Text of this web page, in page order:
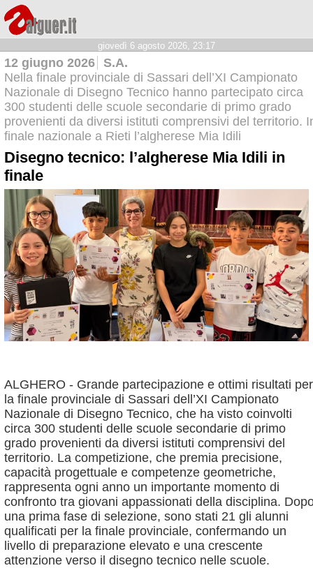
giovedì 6 agosto 2026, 23:17
12 giugno 2026
S.A.
Nella finale provinciale di Sassari dell’XI Campionato
Nazionale di Disegno Tecnico hanno partecipato circa
300 studenti delle scuole secondarie di primo grado
provenienti da diversi istituti comprensivi del territorio.
finale nazionale a Rieti l’algherese Mia Idili
Disegno tecnico: l’algherese Mia Idili in
finale
ALGHERO - Grande partecipazione e ottimi risultati per
la finale provinciale di Sassari dell’XI Campionato
Nazionale di Disegno Tecnico, che ha visto coinvolti
circa 300 studenti delle scuole secondarie di primo
grado provenienti da diversi istituti comprensivi del
territorio. La competizione, che premia precisione,
capacità progettuale e competenze geometriche,
rappresenta ogni anno un importante momento di
confronto tra giovani appassionati della disciplina.
una prima fase di selezione, sono stati 21 gli alunni
qualificati per la finale provinciale, confermando un
livello di preparazione elevato e una crescente
attenzione verso il disegno tecnico nelle scuole.